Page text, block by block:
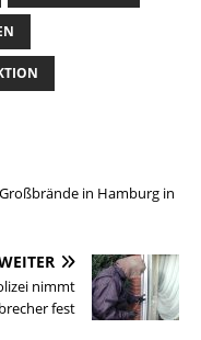
in Hamburg in
nimmt
fest